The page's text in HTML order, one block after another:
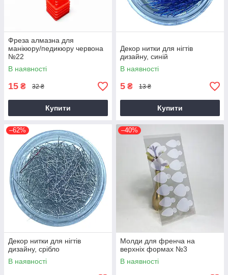
Фреза алмазна для
манікюру/педикюру червона
№22
В наявності
15 ₴ 32 ₴
Купити
Декор нитки для нігтів
дизайну, синій
В наявності
5 ₴ 13 ₴
Купити
–62%
Декор нитки для нігтів
дизайну, срібло
В наявності
–40%
Молди для френча на
верхніх формах №3
В наявності